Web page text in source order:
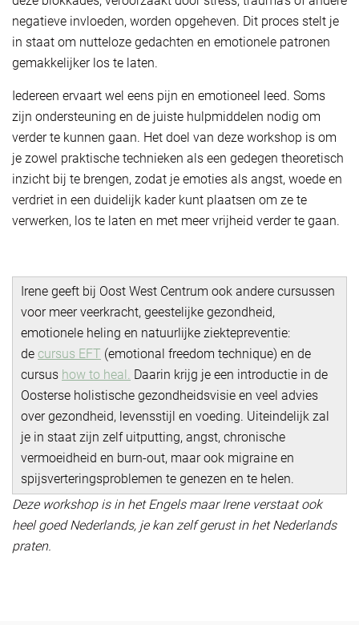
negatieve invloeden, worden opgeheven. Dit proces stelt je
in staat om nutteloze gedachten en emotionele patronen
gemakkelijker los te laten.
Iedereen ervaart wel eens pijn en emotioneel leed. Soms
zijn ondersteuning en de juiste hulpmiddelen nodig om
verder te kunnen gaan. Het doel van deze workshop is om
je zowel praktische technieken als een gedegen theoretisch
inzicht bij te brengen, zodat je emoties als angst, woede en
verdriet in een duidelijk kader kunt plaatsen om ze te
verwerken, los te laten en met meer vrijheid verder te gaan.
Irene geeft bij Oost West Centrum ook andere cursussen
voor meer veerkracht, geestelijke gezondheid,
emotionele heling en natuurlijke ziektepreventie:
de cursus EFT (emotional freedom technique) en de
cursus how to heal. Daarin krijg je een introductie in de
Oosterse holistische gezondheidsvisie en veel advies
over gezondheid, levensstijl en voeding. Uiteindelijk zal
je in staat zijn zelf uitputting, angst, chronische
vermoeidheid en burn-out, maar ook migraine en
spijsverteringsproblemen te genezen en te helen.
Deze workshop is in het Engels maar Irene verstaat ook
heel goed Nederlands, je kan zelf gerust in het Nederlands
praten.